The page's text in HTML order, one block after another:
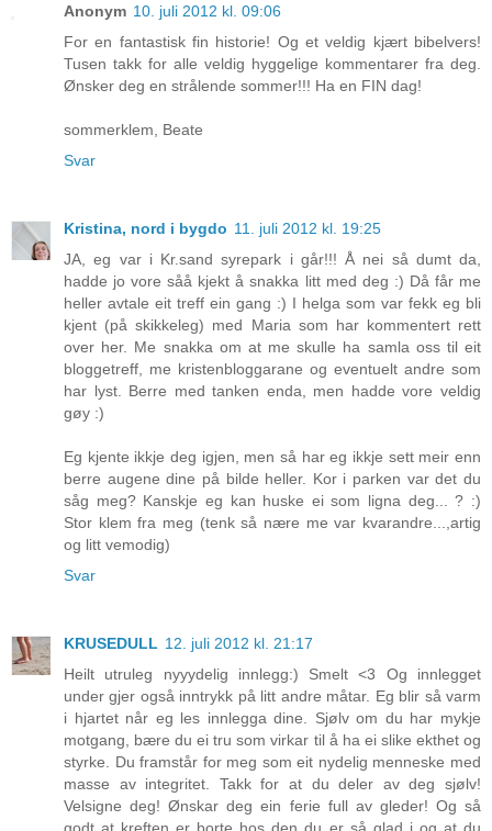
Anonym 10. juli 2012 kl. 09:06
For en fantastisk fin historie! Og et veldig kjært bibelvers!
Tusen takk for alle veldig hyggelige kommentarer fra deg.
Ønsker deg en strålende sommer!!! Ha en FIN dag!
sommerklem, Beate
Svar
Kristina, nord i bygdo 11. juli 2012 kl. 19:25
JA, eg var i Kr.sand syrepark i går!!! Å nei så dumt da,
hadde jo vore såå kjekt å snakka litt med deg :) Då får me
heller avtale eit treff ein gang :) I helga som var fekk eg bli
kjent (på skikkeleg) med Maria som har kommentert rett
over her. Me snakka om at me skulle ha samla oss til eit
bloggetreff, me kristenbloggarane og eventuelt andre som
har lyst. Berre med tanken enda, men hadde vore veldig
gøy :)
Eg kjente ikkje deg igjen, men så har eg ikkje sett meir enn
berre augene dine på bilde heller. Kor i parken var det du
såg meg? Kanskje eg kan huske ei som ligna deg... ? :)
Stor klem fra meg (tenk så nære me var kvarandre...,artig
og litt vemodig)
Svar
KRUSEDULL 12. juli 2012 kl. 21:17
Heilt utruleg nyyydelig innlegg:) Smelt <3 Og innlegget
under gjer også inntrykk på litt andre måtar. Eg blir så varm
i hjartet når eg les innlegga dine. Sjølv om du har mykje
motgang, bære du ei tru som virkar til å ha ei slike ekthet og
styrke. Du framstår for meg som eit nydelig menneske med
masse av integritet. Takk for at du deler av deg sjølv!
Velsigne deg! Ønskar deg ein ferie full av gleder! Og så
godt at kreften er borte hos den du er så glad i og at du